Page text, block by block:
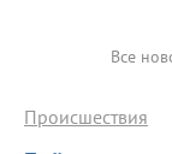
Все
Происшествия